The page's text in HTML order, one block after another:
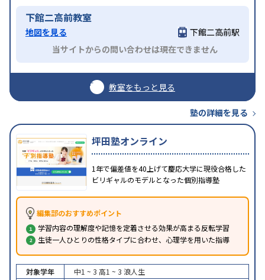
下館二高前教室
地図を見る
下館二高前駅
当サイトからの問い合わせは現在できません
教室をもっと見る
塾の詳細を見る
坪田塾オンライン
1年で偏差値を40上げて慶応大学に現役合格した
ビリギャルのモデルとなった個別指導塾
編集部のおすすめポイント
学習内容の理解度や記憶を定着させる効果が高まる反転学習
生徒一人ひとりの性格タイプに合わせ、心理学を用いた指導
対象学年 中1 ~ 3 高1 ~ 3 浪人生